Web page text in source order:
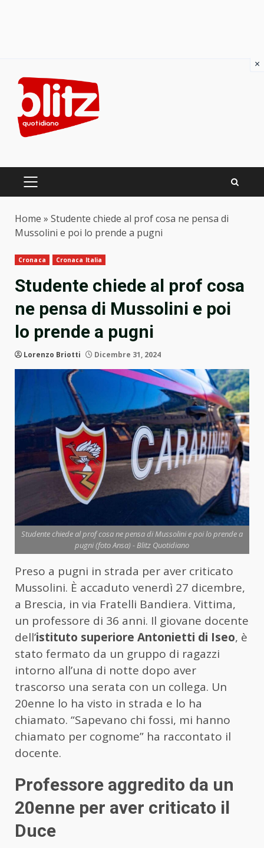
content
PRIMARY
Home » Studente chiede al prof cosa ne pensa di
Mussolini e poi lo prende a pugni
Cronaca Cronaca Italia
Studente chiede al prof cosa
ne pensa di Mussolini e poi
lo prende a pugni
Lorenzo Briotti Dicembre 31, 2024
Studente chiede al prof cosa ne pensa di Mussolini e poi lo prende a
pugni (foto Ansa) - Blitz Quotidiano
Preso a pugni in strada per aver criticato
Mussolini. È accaduto venerdì 27 dicembre,
a Brescia, in via Fratelli Bandiera. Vittima,
un professore di 36 anni. Il giovane docente
dell’istituto superiore Antonietti di Iseo, è
stato fermato da un gruppo di ragazzi
intorno all’una di notte dopo aver
trascorso una serata con un collega. Un
20enne lo ha visto in strada e lo ha
chiamato. “Sapevano chi fossi, mi hanno
chiamato per cognome” ha raccontato il
docente.
Professore aggredito da un
20enne per aver criticato il
Duce
×